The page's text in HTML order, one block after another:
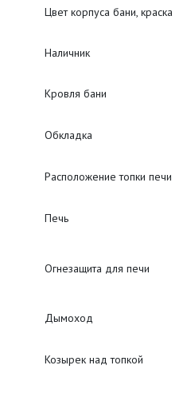
Цвет корпуса бани, краска
Наличник
Кровля бани
Обкладка
Расположение топки печи
Печь
Огнезащита для печи
Дымоход
Козырек над топкой